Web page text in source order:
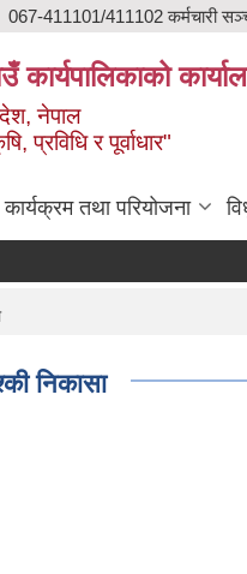
067-411101/411102 कर्मचारी
कार्यपालिकाको
नेपाल
प्रविधि र पूर्वाधार"
कार्यक्रम तथा परियोजना
निकासा